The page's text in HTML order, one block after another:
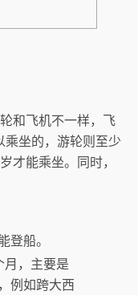
和飞机不一样，飞
坐的，游轮则至少
才能乘坐。同时，
登船。
，主要是
例如跨大西